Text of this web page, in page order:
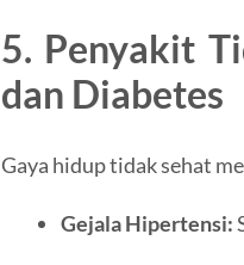
5. Penyakit
dan Diabetes
Gaya hidup tidak sehat
Gejala Hipertensi: